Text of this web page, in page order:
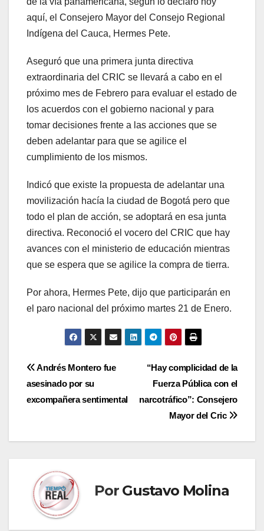
aquí, el Consejero Mayor del Consejo Regional
Indígena del Cauca, Hermes Pete.
Aseguró que una primera junta directiva
extraordinaria del CRIC se llevará a cabo en el
próximo mes de Febrero para evaluar el estado de
los acuerdos con el gobierno nacional y para
tomar decisiones frente a las acciones que se
deben adelantar para que se agilice el
cumplimiento de los mismos.
Indicó que existe la propuesta de adelantar una
movilización hacía la ciudad de Bogotá pero que
todo el plan de acción, se adoptará en esa junta
directiva. Reconoció el vocero del CRIC que hay
avances con el ministerio de educación mientras
que se espera que se agilice la compra de tierra.
Por ahora, Hermes Pete, dijo que participarán en
el paro nacional del próximo martes 21 de Enero.
Navegación
de
“Hay complicidad de la
Fuerza Pública con el
narcotráfico”: Consejero
Mayor del Cric
Andrés Montero fue
asesinado por su
excompañera sentimental
Por Gustavo Molina